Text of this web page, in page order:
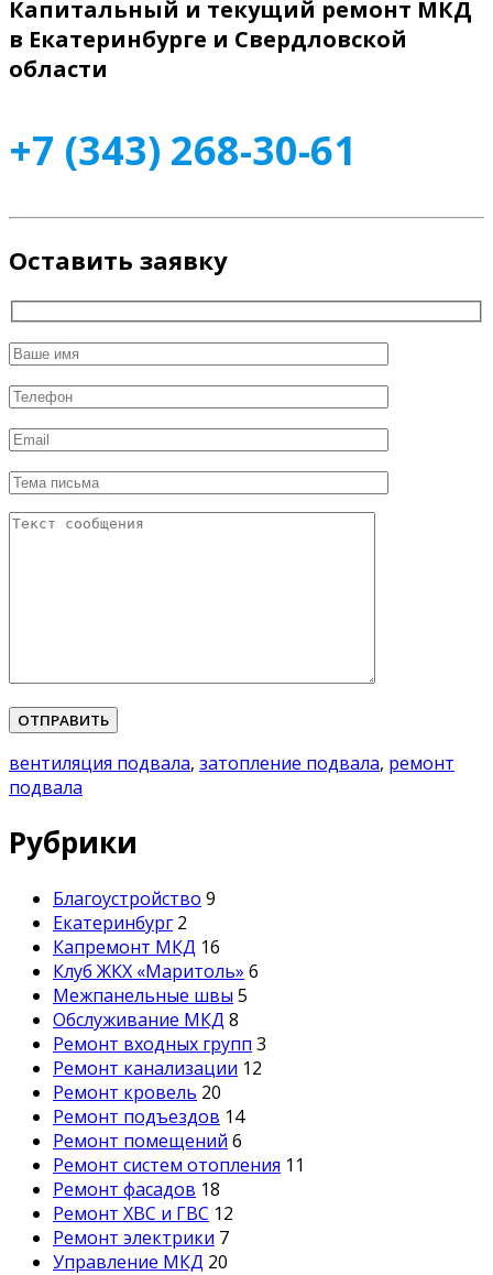
Капитальный и текущий ремонт МКД
в Екатеринбурге и Свердловской
области
+7 (343) 268-30-61
Оставить заявку
Please leave this field empty.
вентиляция подвала, затопление подвала, ремонт
подвала
Рубрики
Благоустройство 9
Екатеринбург 2
Капремонт МКД 16
Клуб ЖКХ «Маритоль» 6
Межпанельные швы 5
Обслуживание МКД 8
Ремонт входных групп 3
Ремонт канализации 12
Ремонт кровель 20
Ремонт подъездов 14
Ремонт помещений 6
Ремонт систем отопления 11
Ремонт фасадов 18
Ремонт ХВС и ГВС 12
Ремонт электрики 7
Управление МКД 20